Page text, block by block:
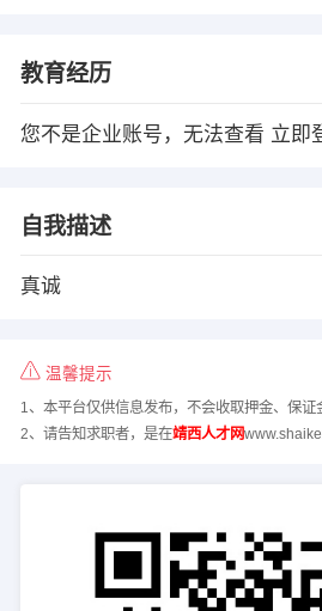
教育经历
您不是企业账号，无法查看 立即
自我描述
真诚
温馨提示
1、本平台仅供信息发布，不会收取押金、保证
2、请告知求职者，是在靖西人才网